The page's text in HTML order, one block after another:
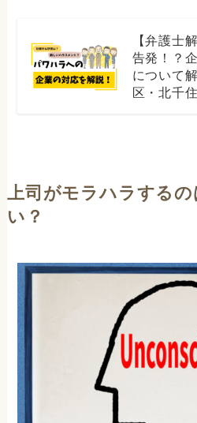
【弁護士
告発！？
について
区・北千
上司がモラハラする
い？